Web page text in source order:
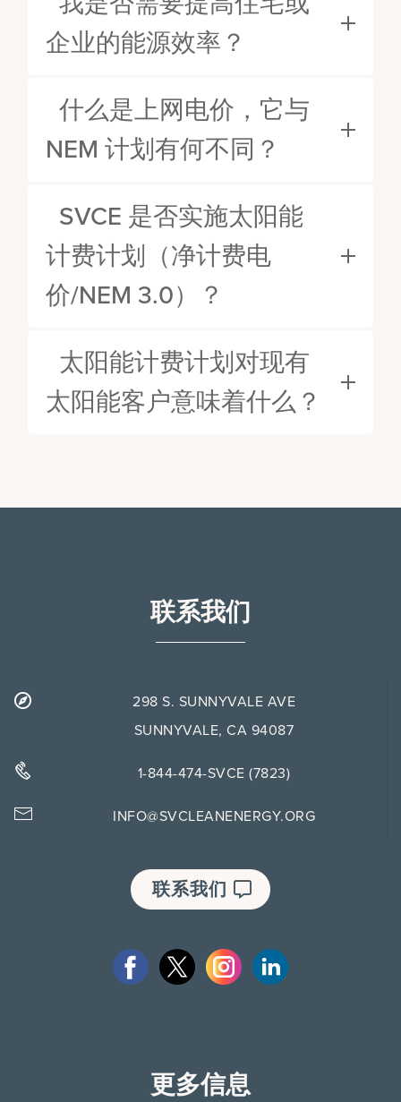
企业的能源效率？
什么是上网电价，它与
NEM 计划有何不同？
SVCE 是否实施太阳能
计费计划（净计费电
价/NEM 3.0）？
太阳能计费计划对现有
太阳能客户意味着什么？
联系我们
298 S. SUNNYVALE AVE
SUNNYVALE, CA 94087
1-844-474-SVCE (7823)
INFO@SVCLEANENERGY.ORG
联系我们
更多信息